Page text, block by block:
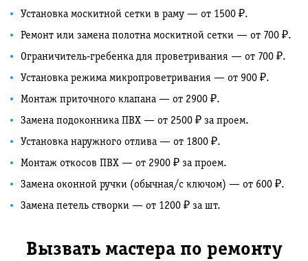
Установка москитной сетки в раму — от 1500 ₽.
Ремонт или замена полотна москитной сетки — от 700 ₽.
Ограничитель‑гребенка для проветривания — от 700 ₽.
Установка режима микропроветривания — от 900 ₽.
Монтаж приточного клапана — от 2900 ₽.
Замена подоконника ПВХ — от 2500 ₽ за проем.
Установка наружного отлива — от 1800 ₽.
Монтаж откосов ПВХ — от 2900 ₽ за проем.
Замена оконной ручки (обычная/с ключом) — от 600 ₽.
Замена петель створки — от 1200 ₽ за шт.
Вызвать мастера по ремонту